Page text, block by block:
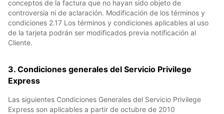
conceptos de la factura que no hayan sido objeto de
controversia ni de aclaración. Modificación de los términos y
condiciones 2.17 Los términos y condiciones aplicables al uso
de la tarjeta podrán ser modificados previa notificación al
Cliente.
3. Condiciones generales del Servicio Privilege
Express
Las siguientes Condiciones Generales del Servicio Privilege
Express son aplicables a partir de octubre de 2010